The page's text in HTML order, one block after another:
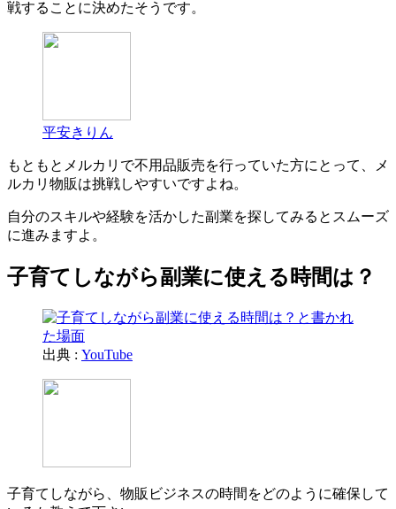
戦することに決めたそうです。
平安きりん
もともとメルカリで不用品販売を行っていた方にとって、メ
ルカリ物販は挑戦しやすいですよね。
自分のスキルや経験を活かした副業を探してみるとスムーズ
に進みますよ。
子育てしながら副業に使える時間は？
出典 : YouTube
子育てしながら、物販ビジネスの時間をどのように確保して